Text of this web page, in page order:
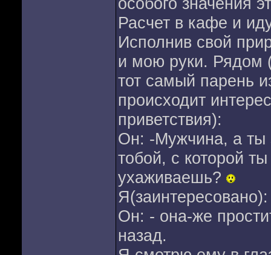
Расчет в кафе и
Исполнив свой
и мою руки. Рядом
тот самый парень
происходит
приветствия):
Он: -Мужчина, а ты
тобой, с которой
ухаживаешь?
Он: - она-же
назад.